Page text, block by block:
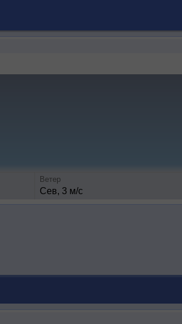
Ветер
Сев, 3 м/с